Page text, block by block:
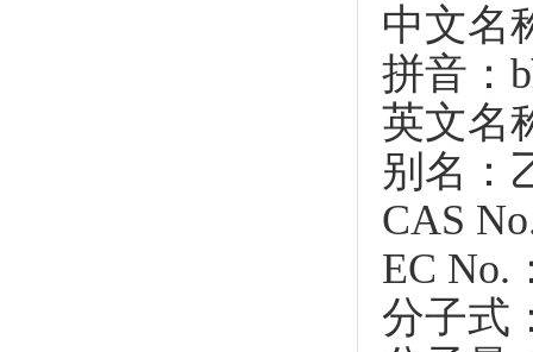
中文名
拼音：
英文名
别名：
CAS
EC No.
分子式